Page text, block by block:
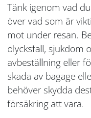
Tänk igenom vad
över vad som är
mot under resan.
olycksfall, sjukdom
avbeställning eller
skada av bagage
behöver skydda
försäkring att vara.